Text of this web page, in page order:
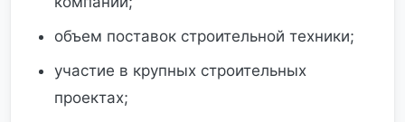
объем поставок строительной техники;
участие в крупных строительных
проектах;